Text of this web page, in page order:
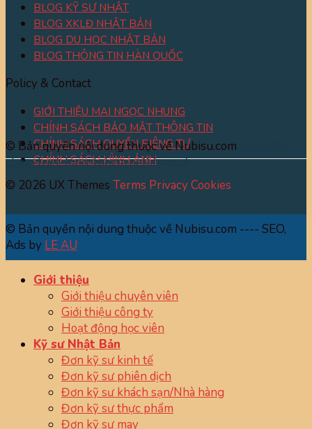
BLOG KỸ SƯ NHẬT
BLOG XKLĐ NHẬT BẢN
BLOG DU HỌC NHẬT BẢN
BLOG THÔNG TIN HÀN QUỐC
Policy & Contact
GIỚI THIỆU MAI NGỌC NHUNG
CHÍNH SÁCH BẢO MẬT THÔNG TIN
CHÍNH SÁCH QUYỀN RIÊNG TƯ
CHÍNH SÁCH HÌNH ẢNH
© Bản quyền nội dung thuộc về Nubisu.com
clinic-triet-long-tphcm.netlify.app/
© 2026 UX Themes Terms PrivacyCookies
© Bản quyền nội dung thuộc về Nubisu.com ---- SEO,
Ads by LE AU
Giới thiệu
Giới thiệu chuyên viên
Giới thiệu công ty
Hoạt động học viên
Kỹ sư Nhật Bản
Đơn kỹ sư kinh tế
Đơn kỹ sư phiên dịch
Đơn kỹ sư khách sạn/Nhà hàng
Đơn kỹ sư thực phẩm
Đơn kỹ sư may